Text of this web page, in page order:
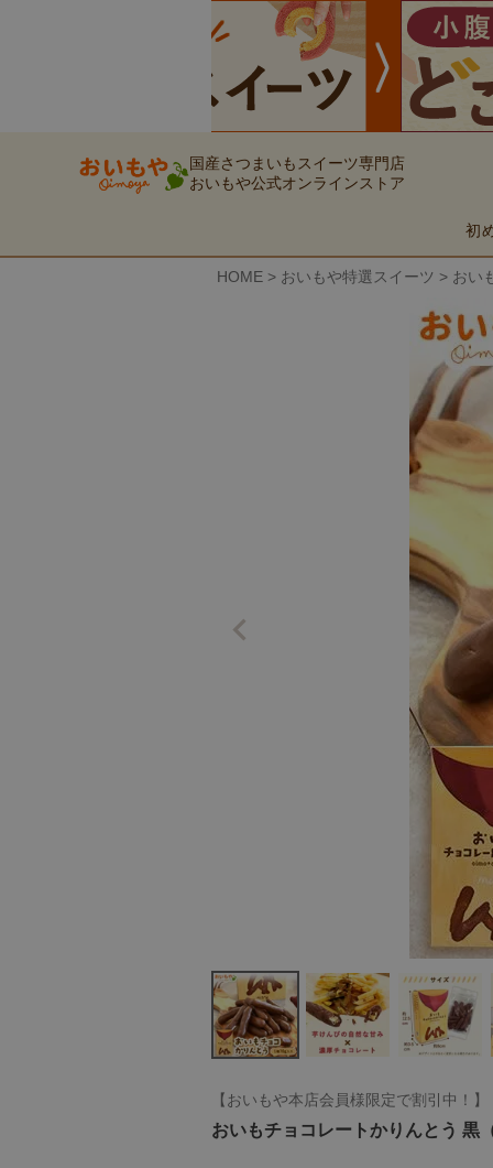
国産さつまいもスイーツ専門店
おいもや公式オンラインストア
初
HOME おいもや特選スイーツ おい
【おいもや本店会員様限定で割引中！】
おいもチョコレートかりんとう 黒